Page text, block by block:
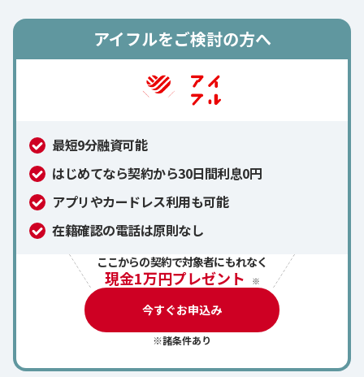
アイフルをご検討の方へ
最短9分融資可能
はじめてなら契約から30日間利息0円
アプリやカードレス利用も可能
在籍確認の電話は原則なし
ここからの契約で対象者にもれなく
現金1万円プレゼント ※
今すぐお申込み
※諸条件あり